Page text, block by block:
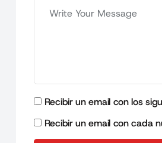
Recibir un email con los
Recibir un email con cada